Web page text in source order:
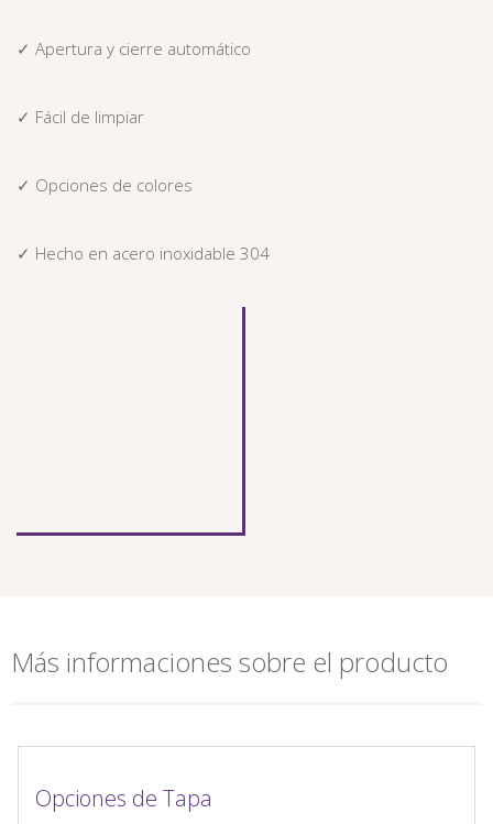
✓ Apertura y cierre automático
✓ Fácil de limpiar
✓ Opciones de colores
✓ Hecho en acero inoxidable 304
Más informaciones sobre el producto
Opciones de Tapa